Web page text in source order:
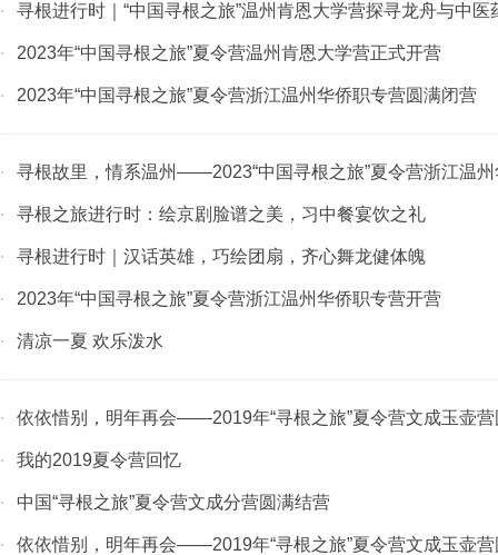
· 寻根进行时｜“中国寻根之旅”温州肯恩大学营探寻龙舟与中医
· 2023年“中国寻根之旅”夏令营温州肯恩大学营正式开营
· 2023年“中国寻根之旅”夏令营浙江温州华侨职专营圆满闭营
· 寻根故里，情系温州——2023“中国寻根之旅”夏令营浙江温州
· 寻根之旅进行时：绘京剧脸谱之美，习中餐宴饮之礼
· 寻根进行时｜汉话英雄，巧绘团扇，齐心舞龙健体魄
· 2023年“中国寻根之旅”夏令营浙江温州华侨职专营开营
· 清凉一夏 欢乐泼水
· 依依惜别，明年再会——2019年“寻根之旅”夏令营文成玉壶
· 我的2019夏令营回忆
· 中国“寻根之旅”夏令营文成分营圆满结营
· 依依惜别，明年再会——2019年“寻根之旅”夏令营文成玉壶